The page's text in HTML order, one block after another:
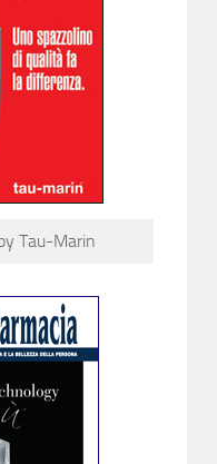
Tau-Marin